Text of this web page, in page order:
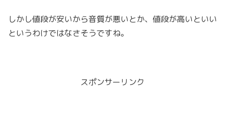
しかし値段が安いから音質が悪いとか、値段が高いといい
というわけではなさそうですね。
スポンサーリンク